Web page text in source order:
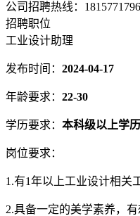
公司招聘热线：
招聘职位
工业设计助理
发布时间： 2024-04-17
年龄要求： 22-30
学历要求： 本科级以上学历
岗位要求：
1.有1年以上工业设计相关
2.具备一定的美学素养，有